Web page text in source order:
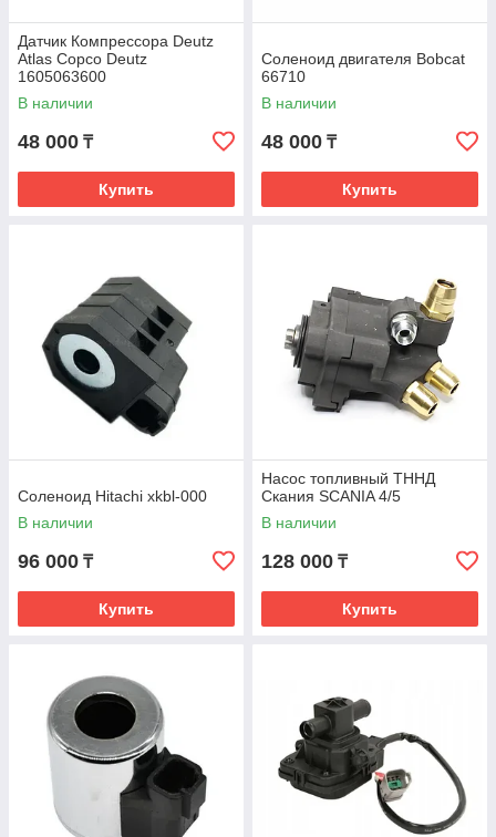
Датчик Компрессора Deutz
Atlas Copco Deutz
1605063600
В наличии
48 000 ₸
Купить
Соленоид двигателя Bobcat
66710
В наличии
48 000 ₸
Купить
Соленоид Hitachi xkbl-000
В наличии
96 000 ₸
Купить
Насос топливный ТННД
Скания SCANIA 4/5
В наличии
128 000 ₸
Купить